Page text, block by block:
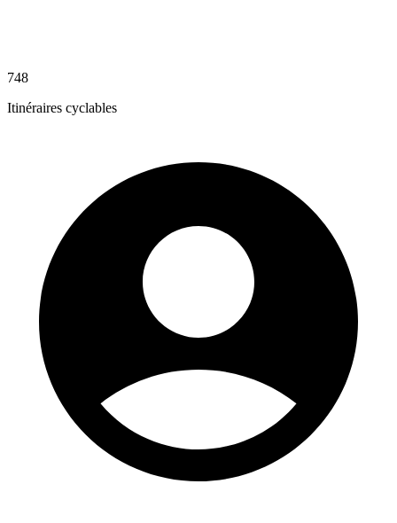
748
Itinéraires cyclables